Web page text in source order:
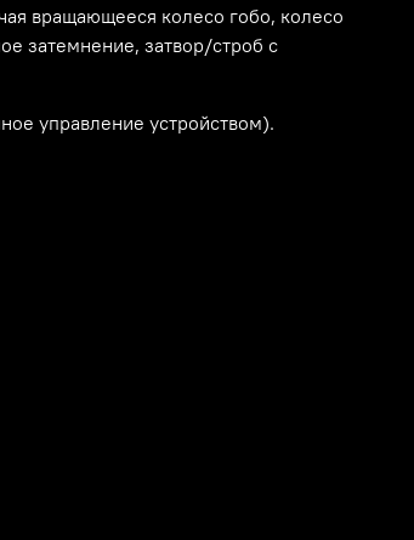
вращающееся колесо гобо, колесо
затемнение, затвор/строб с
управление устройством).